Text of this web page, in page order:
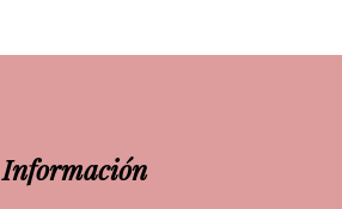
Información